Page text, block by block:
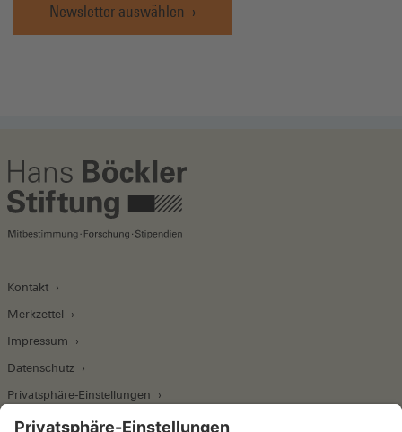
Newsletter auswählen
Kontakt
Merkzettel
Impressum
Datenschutz
Privatsphäre-Einstellungen